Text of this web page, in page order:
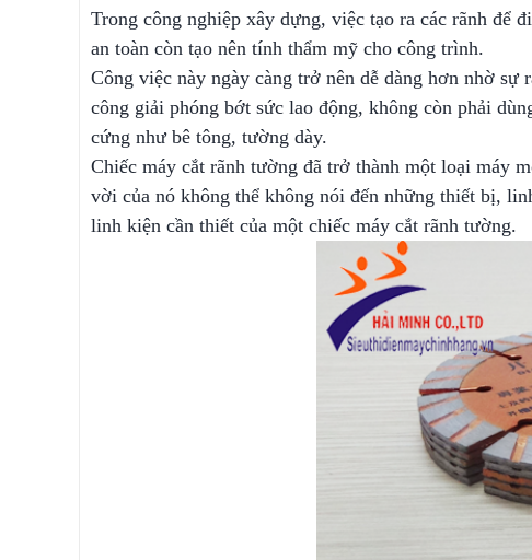
Trong công nghiệp xây dựng, việc tạo ra các rãnh để
an toàn còn tạo nên tính thẩm mỹ cho công trình.
Công việc này ngày càng trở nên dễ dàng hơn nhờ sự
công giải phóng bớt sức lao động, không còn phải
cứng như bê tông, tường dày.
Chiếc máy cắt rãnh tường đã trở thành một loại máy
vời của nó không thể không nói đến những thiết bị,
linh kiện cần thiết của một chiếc máy cắt rãnh tường.